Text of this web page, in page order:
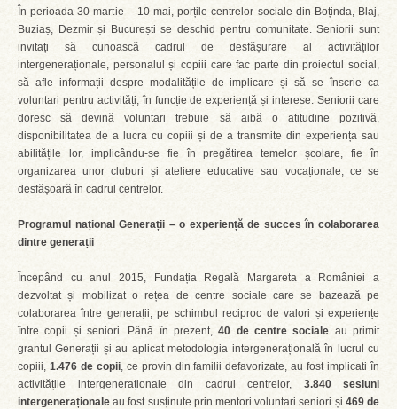
În perioada 30 martie – 10 mai, porțile centrelor sociale din Boținda, Blaj,
Buziaș, Dezmir și București se deschid pentru comunitate. Seniorii sunt
invitați să cunoască cadrul de desfășurare al activităților
intergeneraționale, personalul și copiii care fac parte din proiectul social,
să afle informații despre modalitățile de implicare și să se înscrie ca
voluntari pentru activități, în funcție de experiență și interese. Seniorii care
doresc să devină voluntari trebuie să aibă o atitudine pozitivă,
disponibilitatea de a lucra cu copiii și de a transmite din experiența sau
abilitățile lor, implicându-se fie în pregătirea temelor școlare, fie în
organizarea unor cluburi și ateliere educative sau vocaționale, ce se
desfășoară în cadrul centrelor.
Programul național Generații – o experiență de succes în colaborarea
dintre generații
Începând cu anul 2015, Fundația Regală Margareta a României a
dezvoltat și mobilizat o rețea de centre sociale care se bazează pe
colaborarea între generații, pe schimbul reciproc de valori și experiențe
între copii și seniori. Până în prezent,40 de centre sociale au primit
grantul Generații și au aplicat metodologia intergenerațională în lucrul cu
copiii, 1.476 de copii, ce provin din familii defavorizate, au fost implicati în
activitățile intergeneraționale din cadrul centrelor, 3.840 sesiuni
intergeneraționale au fost susținute prin mentori voluntari seniori și 469 de